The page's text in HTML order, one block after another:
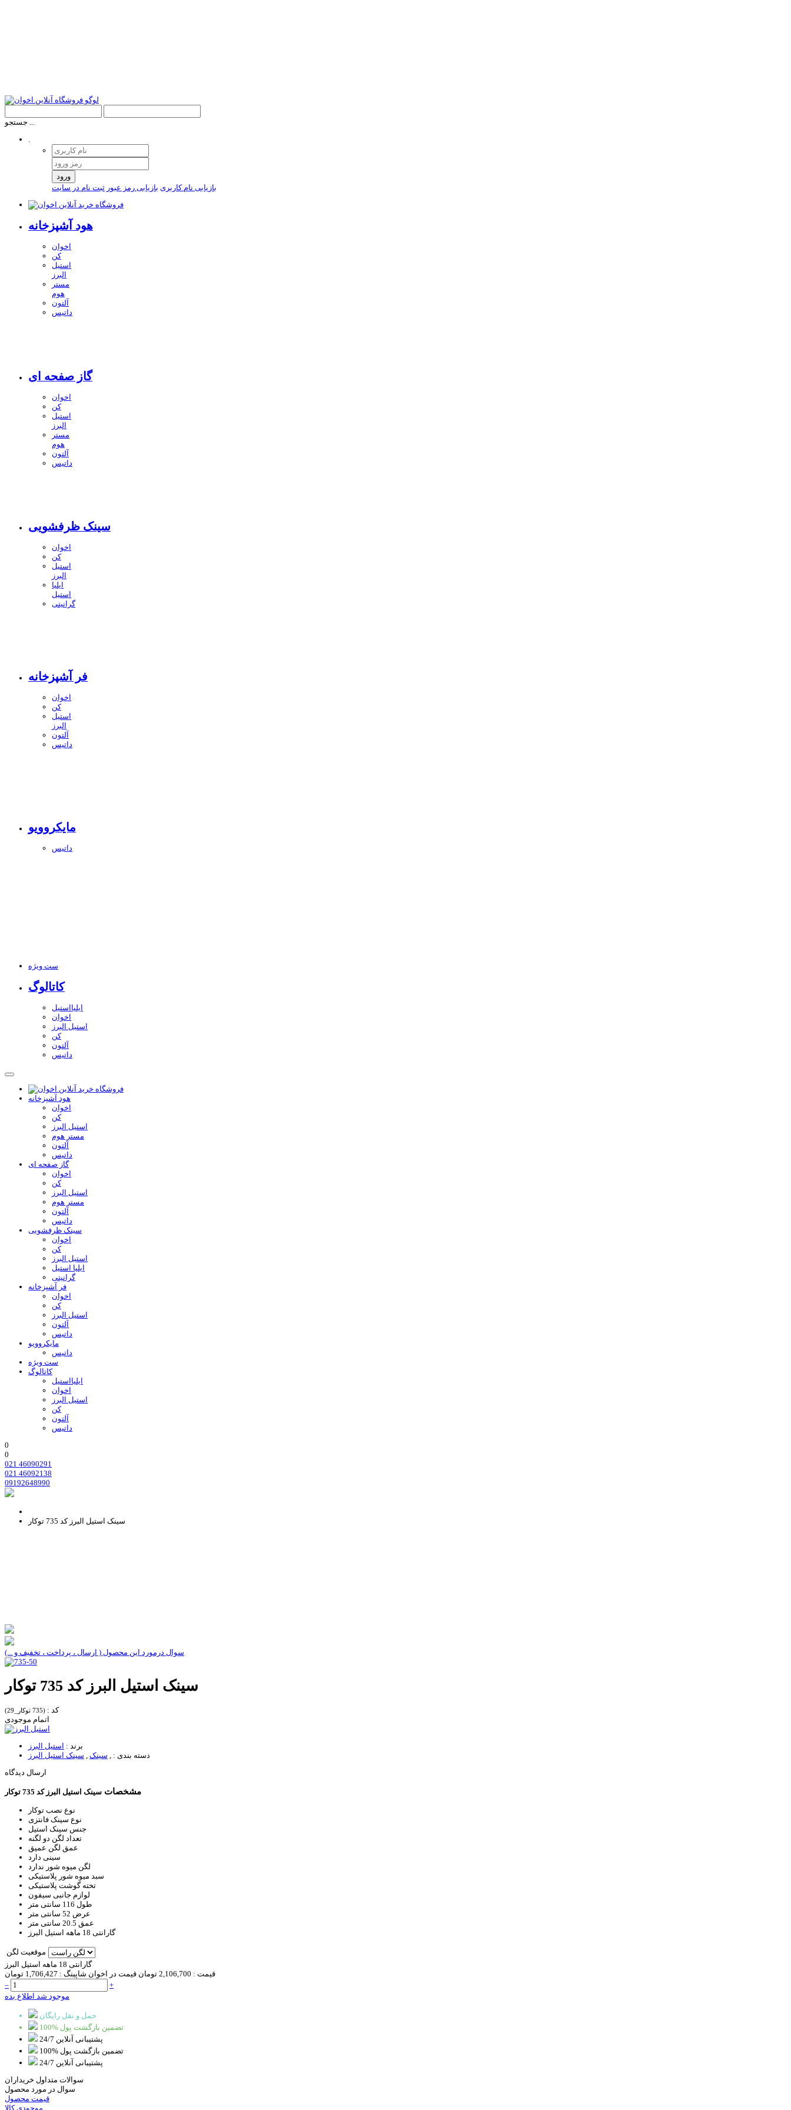
جستجو ...
.
ورود
بازیابی نام کاربری بازیابی رمز عبور ثبت نام در سایت
هود آشپزخانه
اخوان
کن
استیل
البرز
مستر
هوم
آلتون
داتیس
گاز صفحه ای
اخوان
کن
استیل
البرز
مستر
هوم
آلتون
داتیس
سینک ظرفشویی
اخوان
کن
استیل
البرز
ایلیا
استیل
گرانیتی
فر آشپزخانه
اخوان
کن
استیل
البرز
آلتون
داتیس
مایکروویو
داتیس
ست ویژه
کاتالوگ
ایلیااستیل
اخوان
استیل البرز
کن
آلتون
داتیس
هود آشپزخانه
اخوان
کن
استیل البرز
مستر هوم
آلتون
داتیس
گاز صفحه ای
اخوان
کن
استیل البرز
مستر هوم
آلتون
داتیس
سینک ظرفشویی
اخوان
کن
استیل البرز
ایلیا استیل
گرانیتی
فر آشپزخانه
اخوان
کن
استیل البرز
آلتون
داتیس
مایکروویو
داتیس
ست ویژه
کاتالوگ
ایلیااستیل
اخوان
استیل البرز
کن
آلتون
داتیس
0
0
021 46090291
021 46092138
09192648990
سینک استیل البرز کد 735 توکار
سوال درمورد این محصول ( ارسال ، پرداخت ، تخفیف و ...)
سینک استیل البرز کد 735 توکار
کد : (735 توکار_29)
اتمام موجودی
برند : استیل البرز
دسته بندی :
سینک
سینک استیل البرز
ارسال دیدگاه
مشخصات سینک استیل البرز کد 735 توکار
نوع نصب توکار
نوع سینک فانتزی
جنس سینک استیل
تعداد لگن دو لگنه
عمق لگن عمیق
سینی دارد
لگن میوه شور ندارد
سبد میوه شور پلاستیکی
تخته گوشت پلاستیکی
لوازم جانبی سیفون
طول 116 سانتی متر
عرض 52 سانتی متر
عمق 20.5 سانتی متر
گارانتی 18 ماهه استیل البرز
موقعیت لگن
گارانتی 18 ماهه استیل البرز
قیمت : 2,106,700 تومان قیمت در اخوان شاپینگ : 1,706,427 تومان
–
+
موجود شد اطلاع بده
حمل و نقل رایگان
100% تضمین بازگشت پول
پشتیبانی آنلاین 24/7
100% تضمین بازگشت پول
پشتیبانی آنلاین 24/7
سوالات متداول خریداران
سوال در مورد محصول
قیمت محصول
موجودی کالا